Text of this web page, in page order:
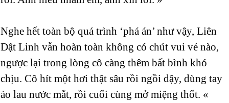
Nghe hết toàn bộ quá trình ‘phá án’ như vậy, Liên
Dật Linh vẫn hoàn toàn không có chút vui vẻ nào,
ngược lại trong lòng cô càng thêm bất bình khó
chịu. Cô hít một hơi thật sâu rồi ngồi dậy, dùng tay
áo lau nước mắt, rồi cuối cùng mở miệng thốt. «